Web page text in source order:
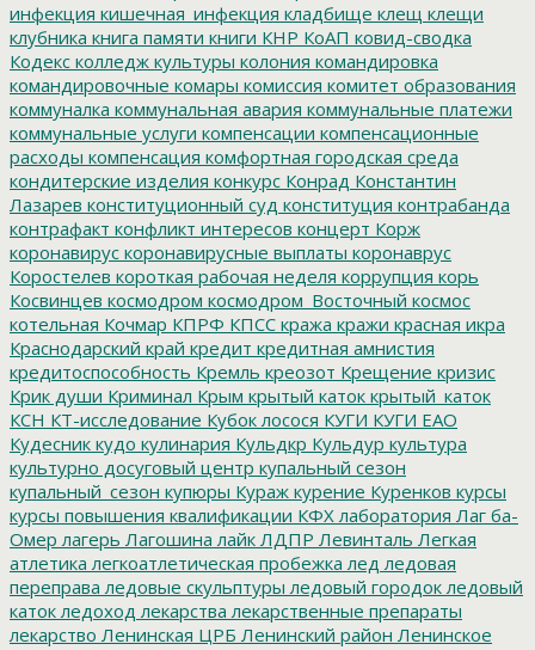
инфекция кишечная_инфекция кладбище клещ клещи
клубника книга памяти книги КНР КоАП ковид-сводка
Кодекс колледж культуры колония командировка
командировочные комары комиссия комитет образования
коммуналка коммунальная авария коммунальные платежи
коммунальные услуги компенсации компенсационные
расходы компенсация комфортная городская среда
кондитерские изделия конкурс Конрад Константин
Лазарев конституционный суд конституция контрабанда
контрафакт конфликт интересов концерт Корж
коронавирус коронавирусные выплаты коронаврус
Коростелев короткая рабочая неделя коррупция корь
Косвинцев космодром космодром_Восточный космос
котельная Кочмар КПРФ КПСС кража кражи красная икра
Краснодарский край кредит кредитная амнистия
кредитоспособность Кремль креозот Крещение кризис
Крик души Криминал Крым крытый каток крытый_каток
КСН КТ-исследование Кубок лосося КУГИ КУГИ ЕАО
Кудесник кудо кулинария Кульдкр Кульдур культура
культурно досуговый центр купальный сезон
купальный_сезон купюры Кураж курение Куренков курсы
курсы повышения квалификации КФХ лаборатория Лаг ба-
Омер лагерь Лагошина лайк ЛДПР Левинталь Легкая
атлетика легкоатлетическая пробежка лед ледовая
переправа ледовые скульптуры ледовый городок ледовый
каток ледоход лекарства лекарственные препараты
лекарство Ленинская ЦРБ Ленинский район Ленинское